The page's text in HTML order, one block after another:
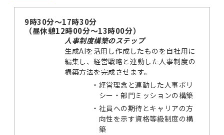
9時30分～17時30分
（昼休憩12時00分～13時00分）
人事制度構築のステップ
生成AIを活用し作成したものを自社用に
編集し、経営戦略と連動した人事制度の
構築方法を完成させます。
・ 経営理念と連動した人事ポリ
シー・部門ミッションの構築
・ 社員への期待とキャリアの方
向性を示す資格等級制度の構
築